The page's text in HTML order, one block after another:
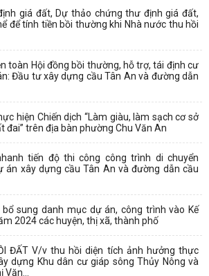
giá đất, Dự thảo chứng thư định giá đất,
để tính tiền bồi thường khi Nhà nước thu hồi
toàn Hội đồng bồi thường, hỗ trợ, tái định cư
Đầu tư xây dựng cầu Tân An và đường dẫn
hiện Chiến dịch “Làm giàu, làm sạch cơ sở
đai” trên địa bàn phường Chu Văn An
tiến độ thi công công trình di chuyển
án xây dựng cầu Tân An và đường dẫn cầu
bổ sung danh mục dự án, công trình vào Kế
2024 các huyện, thị xã, thành phố
ĐẤT V/v thu hồi diện tích ảnh hưởng thực
dựng Khu dân cư giáp sông Thủy Nông và